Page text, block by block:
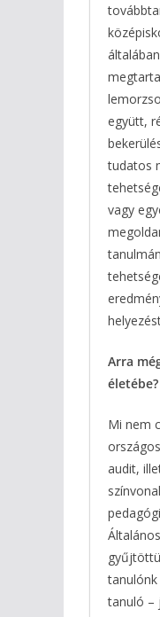
együtt,
tudatos
vagy
Arra
életébe?
Mi nem
audit,
tanulónk
tanuló –